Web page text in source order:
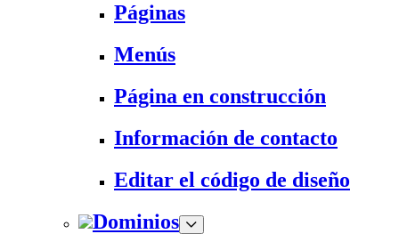
Páginas
Menús
Página en construcción
Información de contacto
Editar el código de diseño
Dominios